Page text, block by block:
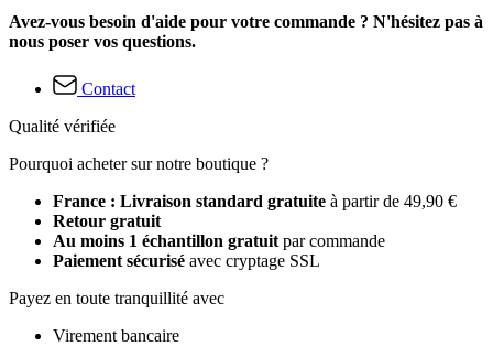
Avez-vous besoin d'aide pour votre commande ? N'hésitez pas à
nous poser vos questions.
Contact
Qualité vérifiée
Pourquoi acheter sur notre boutique ?
France : Livraison standard gratuite à partir de 49,90 €
Retour gratuit
Au moins 1 échantillon gratuit par commande
Paiement sécurisé avec cryptage SSL
Payez en toute tranquillité avec
Virement bancaire